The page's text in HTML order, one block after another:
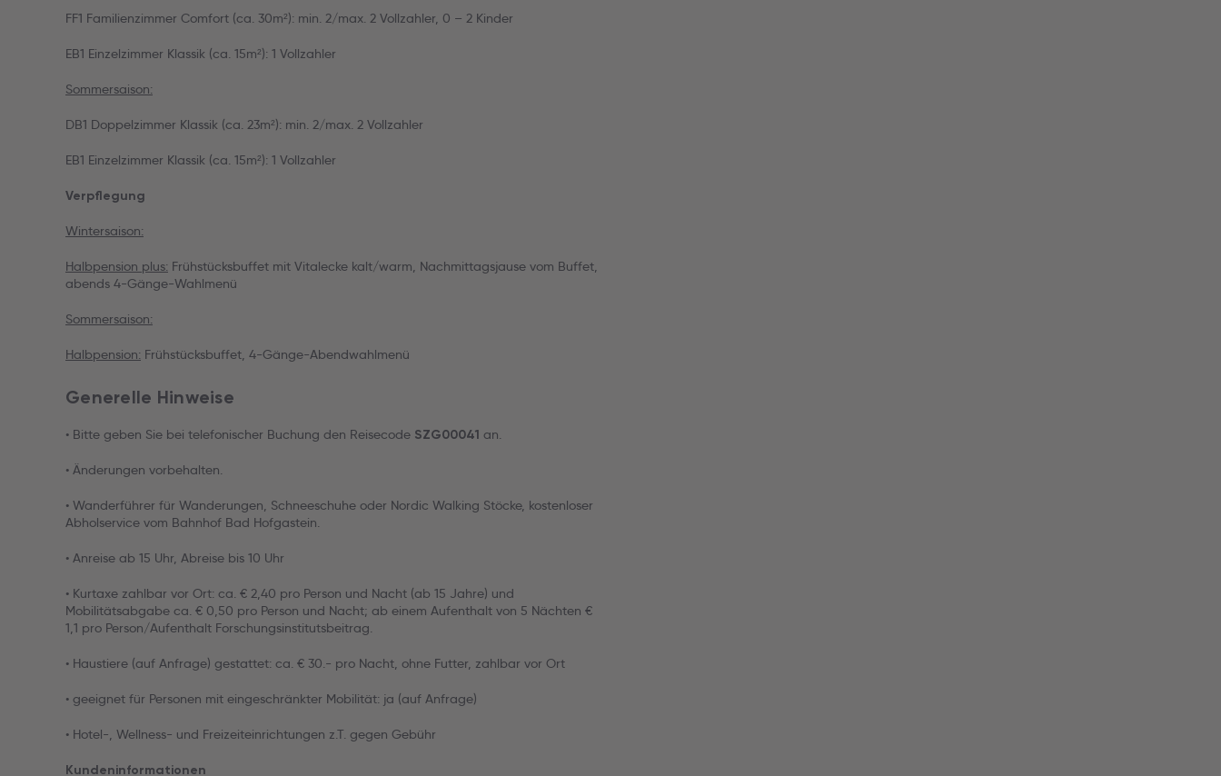
FF1 Familienzimmer Comfort (ca. 30m²): min. 2/max. 2 Vollzahler, 0 – 2 Kinder
EB1 Einzelzimmer Klassik (ca. 15m²): 1 Vollzahler
Sommersaison:
DB1 Doppelzimmer Klassik (ca. 23m²): min. 2/max. 2 Vollzahler
EB1 Einzelzimmer Klassik (ca. 15m²): 1 Vollzahler
Verpflegung
Wintersaison:
Halbpension plus: Frühstücksbuffet mit Vitalecke kalt/warm, Nachmittagsjause vom Buffet,
abends 4-Gänge-Wahlmenü
Sommersaison:
Halbpension: Frühstücksbuffet, 4-Gänge-Abendwahlmenü
Generelle Hinweise
• Bitte geben Sie bei telefonischer Buchung den Reisecode SZG00041 an.
• Änderungen vorbehalten.
• Wanderführer für Wanderungen, Schneeschuhe oder Nordic Walking Stöcke, kostenloser
Abholservice vom Bahnhof Bad Hofgastein.
• Anreise ab 15 Uhr, Abreise bis 10 Uhr
• Kurtaxe zahlbar vor Ort: ca. € 2,40 pro Person und Nacht (ab 15 Jahre) und
Mobilitätsabgabe ca. € 0,50 pro Person und Nacht; ab einem Aufenthalt von 5 Nächten €
1,1 pro Person/Aufenthalt Forschungsinstitutsbeitrag.
• Haustiere (auf Anfrage) gestattet: ca. € 30.- pro Nacht, ohne Futter, zahlbar vor Ort
• geeignet für Personen mit eingeschränkter Mobilität: ja (auf Anfrage)
• Hotel-, Wellness- und Freizeiteinrichtungen z.T. gegen Gebühr
Kundeninformationen